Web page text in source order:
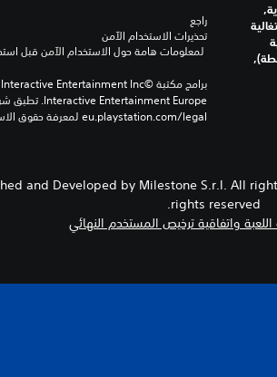
راجع
تحذيرات الاستخدام الآمن
eu.playstation.com/legal لمعرفة حقوق الاستخدام الكاملة.
and Developed by Milestone S.r.l. All
rights reserved.
واتفاقية ترخيص المستخدم النهائي